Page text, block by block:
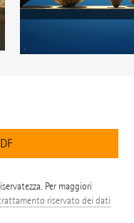
Per maggiori
riservato dei dati